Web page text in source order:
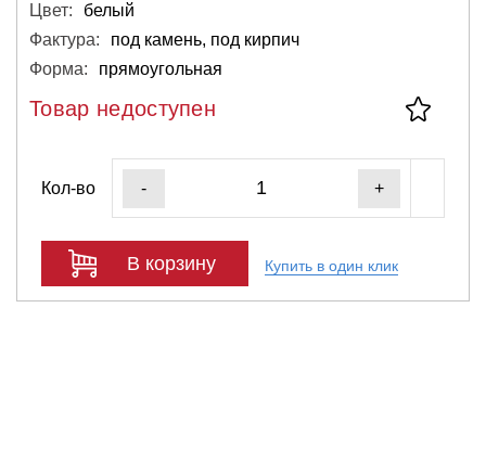
Цвет:
белый
Фактура:
под камень, под кирпич
Форма:
прямоугольная
Товар недоступен
Кол-во - +
В корзину Купить в один клик